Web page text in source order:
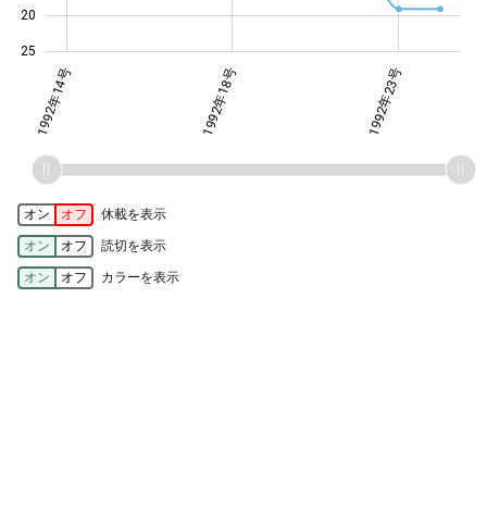
25
20
1992年23号
1992年14号
17号
20号
24号
1992年18号 1992年23号
オン オフ 休載を表示
オン オフ 読切を表示
オン オフ カラーを表示